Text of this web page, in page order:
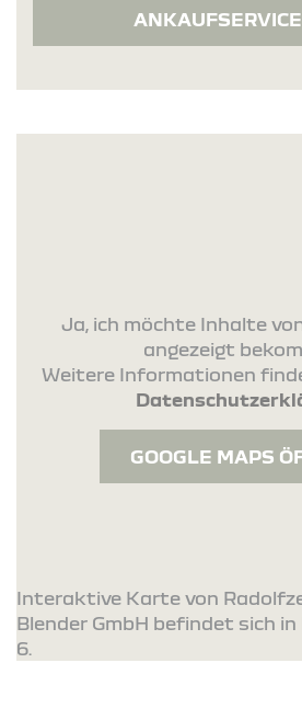
ANKAUFSERVICE
Ja, ich möchte Inhalte
angezeigt
Weitere Informationen
GOOGLE MAPS
Interaktive Karte von
Blender GmbH befindet sich in
6.